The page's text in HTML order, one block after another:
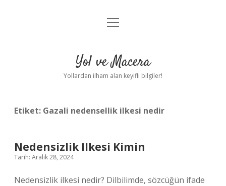
Anasayfa
Yasal Uyarı
menüyü
Yol ve Macera
Yollardan ilham alan keyifli bilgiler!
Etiket: Gazali nedensellik ilkesi nedir
Nedensizlik Ilkesi Kimin
Tarih: Aralık 28, 2024
Nedensizlik ilkesi nedir? Dilbilimde, sözcüğün ifade